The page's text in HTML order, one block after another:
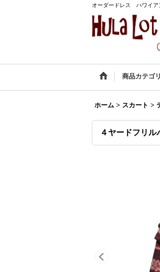
オーダードレス ハワイ
商品カテゴ
ホーム > スカート >
４ヤードフリ